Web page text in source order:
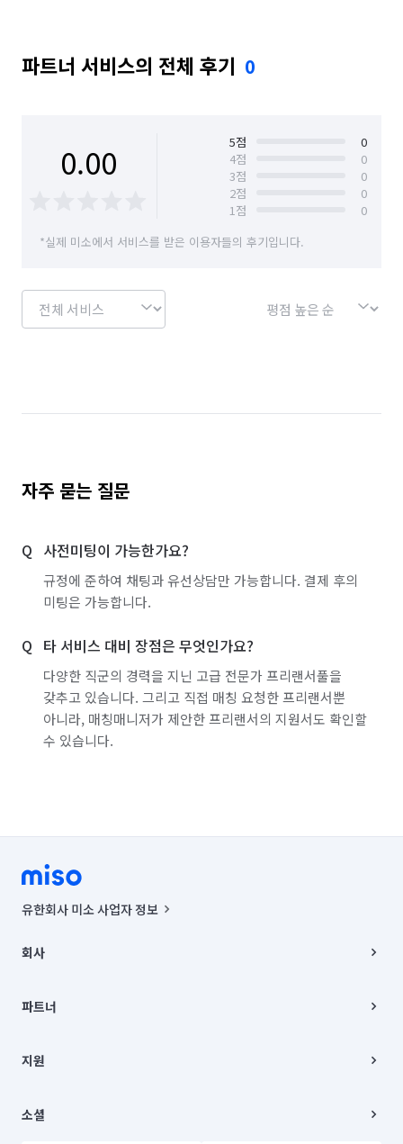
경기 구리시 경기 남양주시 경기 동두천시
경기 하남시
서울 강남구 서울 은평구
인천 연수구
인천 중구 제주 서귀포시 제주 제주시
충남 아산시 충남 천안시 동남구
충남 천안시 서북구
파트너 서비스의 전체 후기 0
0.00 5점
0
4점
0
3점
0
2점
0
1점
0
*실제 미소에서 서비스를 받은 이용자들의 후기입니다.
자주 묻는 질문
사전미팅이 가능한가요?
규정에 준하여 채팅과 유선상담만 가능합니다. 결제 후의
미팅은 가능합니다.
타 서비스 대비 장점은 무엇인가요?
다양한 직군의 경력을 지닌 고급 전문가 프리랜서풀을
갖추고 있습니다. 그리고 직접 매칭 요청한 프리랜서뿐
아니라, 매칭매니저가 제안한 프리랜서의 지원서도 확인할
수 있습니다.
유한회사 미소 사업자 정보
00019 |
주소 | 본사: 서울특별시 종로구 율곡로 6(중학동, 트윈트리빌딩) B동 5층
컨택센터 : 서울특별시 종로구 수송동 율곡로 24, 7층, 8층 미소
상품, 상품정보, 거래에 관한 의무와 책임은 거래당사자에게 있습니다.
언론 보도 관련 문의:
© 유한회사 미소. Miso, Inc. All Rights Reserved.
회사
채용
파트너
이사
지원
이용약관
소셜